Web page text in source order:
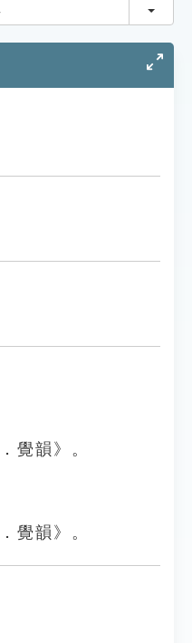
切換
覺韻》。
覺韻》。